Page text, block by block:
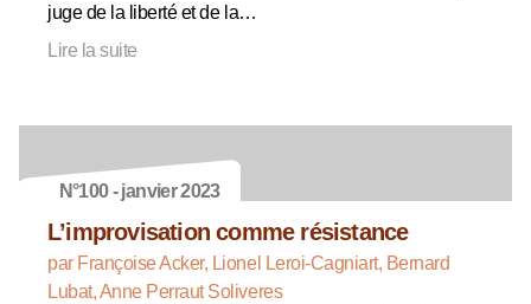
juge de la liberté et de la…
Lire la suite
N°100 - janvier 2023
L’improvisation comme résistance
par Françoise Acker, Lionel Leroi-Cagniart, Bernard
Lubat, Anne Perraut Soliveres